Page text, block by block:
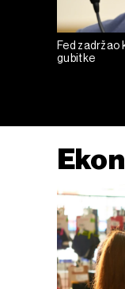
Fed zadržao
gubitke